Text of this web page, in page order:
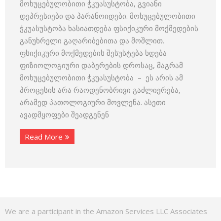
მოხუცებულობითი ჭკუასუსტობა, გვიანი
დეპრესიები და პარანოიდები. მოხუცებულობითი
ჭკუასუსტობა ხასიათდება ფსიქიკური მოქმედების
განუხრელი გაღარიბებითა და მოშლით.
ფსიქიკური მოქმედების შესუსტება ხდება
ფიზიოლოგიური დაბერების დროსაც, მაგრამ
მოხუცებულობითი ჭკუასუსტობა – ეს არის ამ
პროცესის არა რაოდენობრივი გაძლიერება,
არამედ პათოლოგიური მოვლენა. ასეთი
ავადმყოფები შეადგენენ
Read More
We are a participant in the Amazon Services LLC Associates